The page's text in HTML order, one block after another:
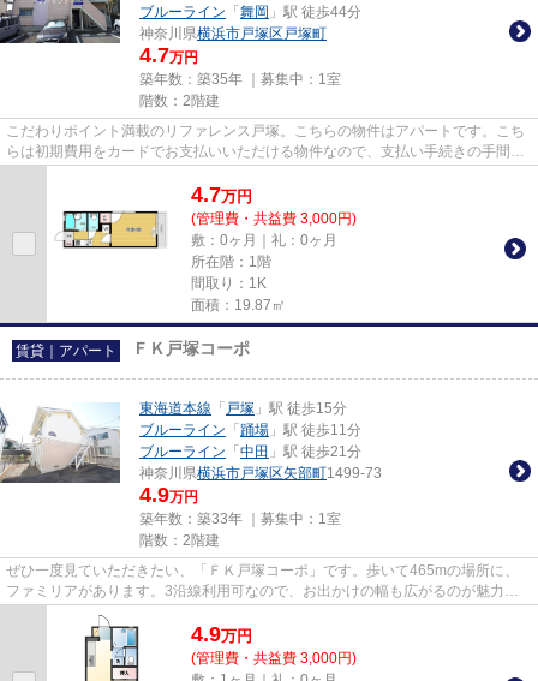
ブルーライン 「 舞岡 」駅 徒歩44分
神奈川県横浜市戸塚区 戸塚町
4.7万円
築年数：築35年 ｜募集中： 1室
階数：2階建
こだわりポイント満載のリファレンス戸塚。こちらの物件はアパートです。こち
らは初期費用をカードでお支払いいただける物件なので、支払い手続きの手間が
4.7万円
(管理費・共益費 3,000円)
敷：0ヶ月｜礼：0ヶ月
所在階：1階
間取り：1K
面積：19.87㎡
賃貸｜アパート ＦＫ戸塚コーポ
東海道本線 「 戸塚 」駅 徒歩15分
ブルーライン 「 踊場 」駅 徒歩11分
ブルーライン 「 中田 」駅 徒歩21分
神奈川県横浜市戸塚区矢部町1499-73
4.9万円
築年数：築33年 ｜募集中： 1室
階数：2階建
ぜひ一度見ていただきたい、「ＦＫ戸塚コーポ」です。歩いて465mの場所に、
ファミリアがあります。3沿線利用可なので、お出かけの幅も広がるのが魅力で
す。この物件は窓からの陽当りも...
4.9万円
(管理費・共益費 3,000円)